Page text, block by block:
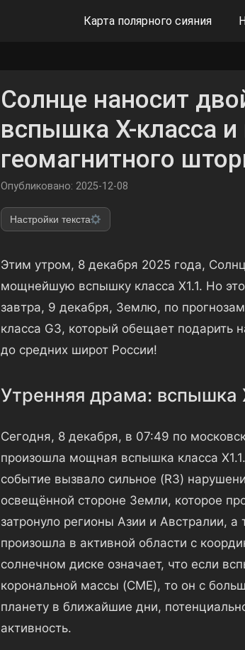
Карта полярного сияния
Солнце наносит
вспышка X-класса и
геомагнитного
Опубликовано: 2025-12-08
Настройки текста
Этим утром, 8 декабря 2025 года,
мощнейшую вспышку класса X1.1. Но
завтра, 9 декабря, Землю, по
класса G3, который обещает подарить
до средних широт России!
Утренняя драма: вспышка
Сегодня, 8 декабря, в 07:49 по
произошла мощная вспышка класса
событие вызвало сильное (R3)
освещённой стороне Земли, которое
затронуло регионы Азии и Австралии,
произошла в активной области с
солнечном диске означает, что если
корональной массы (CME), то он с
планету в ближайшие дни,
активность.